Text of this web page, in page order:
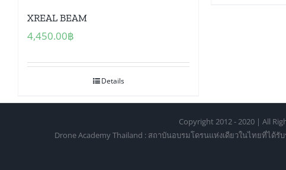
XREAL BEAM
4,450.00฿
Details
Copyright 2012 - 2020 | All
Drone Academy Thailand : สถาบันอบรมโดรนแห่งเดียวในไทยที่ได้รั